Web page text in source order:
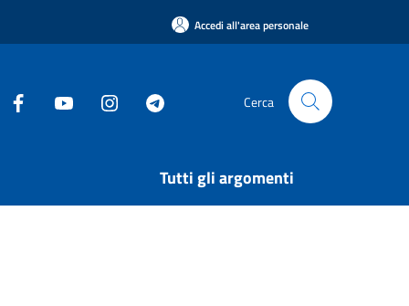
Accedi all'area personale
Cerca
Tutti gli argomenti